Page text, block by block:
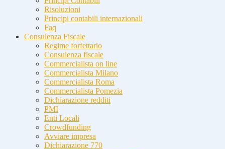
Risoluzioni
Principi contabili internazionali
Faq
Consulenza Fiscale
Regime forfettario
Consulenza fiscale
Commercialista on line
Commercialista Milano
Commercialista Roma
Commercialista Pomezia
Dichiarazione redditi
PMI
Enti Locali
Crowdfunding
Avviare impresa
Dichiarazione 770